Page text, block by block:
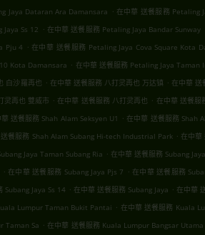
Jaya Dataran Ara Damansara . 在中華 送餐服務 Petaling
Jaya Ss 12 . 在中華 送餐服務 Petaling Jaya Bandar Sunway
Pju 4 . 在中華 送餐服務 Petaling Jaya Cova Square Kota
Kota Damansara . 在中華 送餐服務 Petaling Jaya Taman
白沙羅再也 . 在中華 送餐服務 八打灵再也 万达镇 . 在中華 送
灵再也 雙威市 . 在中華 送餐服務 八打灵再也 . 在中華 送餐
送餐服務 Shah Alam Seksyen U1 . 在中華 送餐服務 Shah
送餐服務 Shah Alam Subang Hi-tech Industrial Park . 在中華
Jaya Taman Subang Ria . 在中華 送餐服務 Subang
. 在中華 送餐服務 Subang Jaya Pjs 7 . 在中華 送餐服務
Subang Jaya Ss 14 . 在中華 送餐服務 Subang Jaya . 在中華
Lumpur Taman Bukit Pantai . 在中華 送餐服務 Kuala
Taman Sa . 在中華 送餐服務 Kuala Lumpur Bangsar Utama